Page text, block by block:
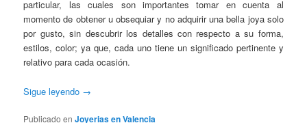
particular, las cuales son importantes tomar en cuenta al
momento de obtener u obsequiar y no adquirir una bella joya solo
por gusto, sin descubrir los detalles con respecto a su forma,
estilos, color; ya que, cada uno tiene un significado pertinente y
relativo para cada ocasión.
Sigue leyendo →
Publicado en Joyerias en Valencia